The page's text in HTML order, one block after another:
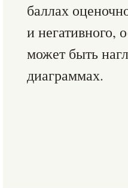
баллах
и негативного,
может быть
диаграммах.